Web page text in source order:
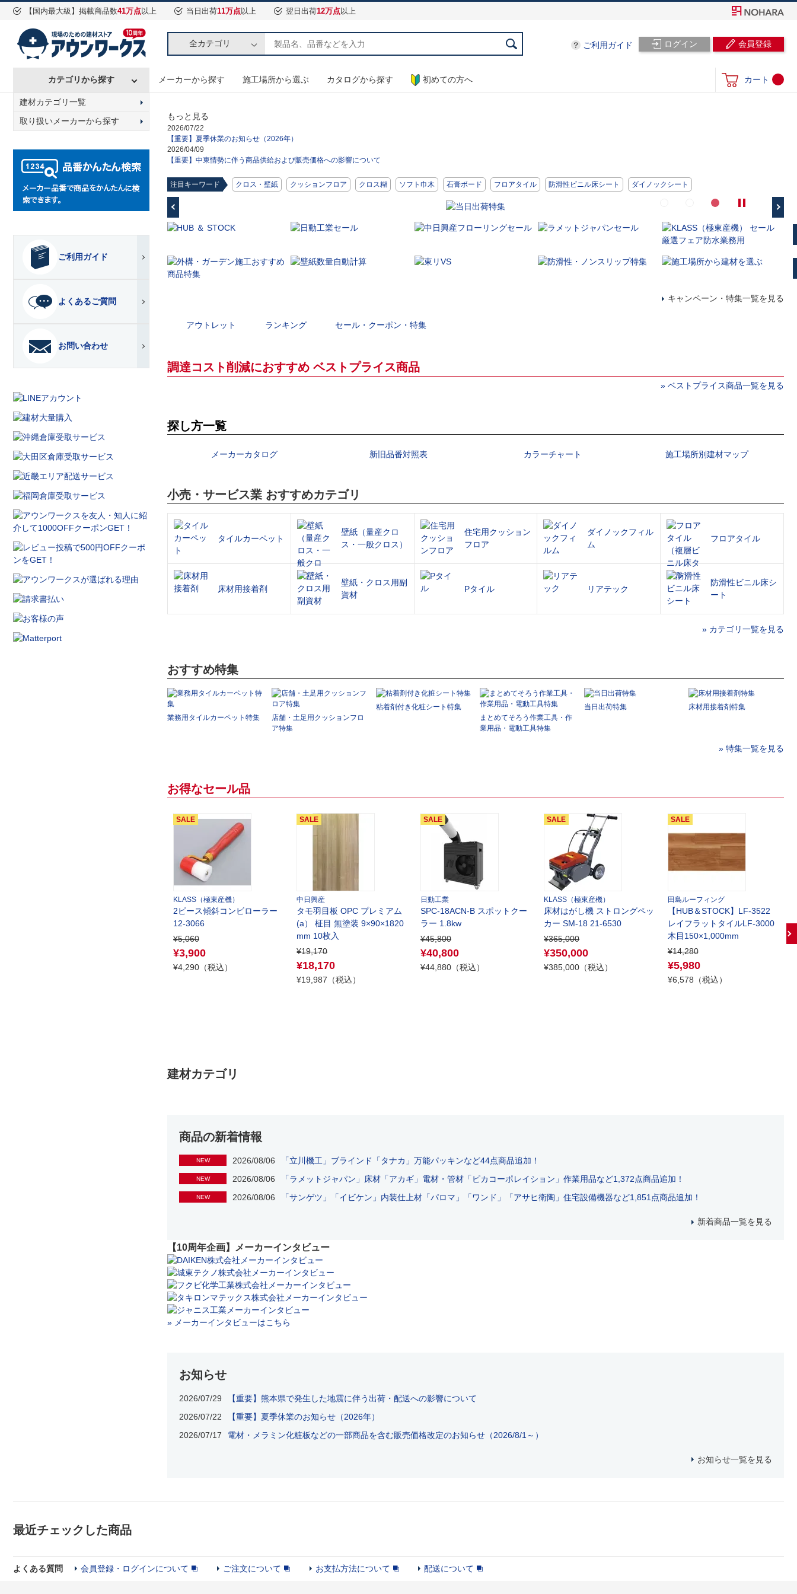
【国内最大級】掲載商品数41万点以上 当日出荷11万点以上 翌日出荷12万点以上
全カテゴリ ログイン 会員登録
ご利用ガイド
カテゴリから探す
建材カテゴリ一覧
取り扱いメーカーから探す
メーカーから探す 施工場所から選ぶ カタログから探す 初めての方へ カート
もっと見る
2026/07/22
【重要】夏季休業のお知らせ（2026年）
2026/04/09
【重要】中東情勢に伴う商品供給および販売価格への影響について
注目キーワード クロス・壁紙 クッションフロア クロス糊 ソフト巾木 石膏ボード フロアタイル 防滑性ビニル床シート ダイノックシート
キャンペーン・特集一覧を見る
アウトレット ランキング セール・クーポン・特集
調達コスト削減におすすめ ベストプライス商品
» ベストプライス商品一覧を見る
探し方一覧
メーカーカタログ 新旧品番対照表 カラーチャート 施工場所別建材マップ
小売・サービス業 おすすめカテゴリ
タイルカーペット
壁紙（量産クロ
ス・一般クロス）
住宅用クッション
フロア
ダイノックフィル
ム
フロアタイル
床材用接着剤
壁紙・クロス用副
資材
Pタイル リアテック
防滑性ビニル床シ
ート
» カテゴリ一覧を見る
おすすめ特集
業務用タイルカーペット特集
店舗・土足用クッションフロ
ア特集
粘着剤付き化粧シート特集
まとめてそろう作業工具・作
業用品・電動工具特集
当日出荷特集 床材用接着剤特集
» 特集一覧を見る
お得なセール品
KLASS（極東産機）
2ピース傾斜コンビローラー
12-3066
¥5,060
¥3,900
¥4,290（税込）
中日興産
タモ羽目板 OPC プレミアム
(a） 柾目 無塗装 9×90×1820
mm 10枚入
¥19,170
¥18,170
¥19,987（税込）
日動工業
SPC-18ACN-B スポットクー
ラー 1.8kw
¥45,800
¥40,800
¥44,880（税込）
KLASS（極東産機）
床材はがし機 ストロングペッ
カー SM-18 21-6530
¥365,000
¥350,000
¥385,000（税込）
田島ルーフィング
【HUB＆STOCK】LF-3522
レイフラットタイルLF-3000
木目150×1,000mm
¥14,280
¥5,980
¥6,578（税込）
建材カテゴリ
商品の新着情報
NEW 2026/08/06 「立川機工」ブラインド「タナカ」万能パッキンなど44点商品追加！
NEW 2026/08/06 「ラメットジャパン」床材「アカギ」電材・管材「ピカコーポレイション」作業用品など1,372点商品追加！
NEW 2026/08/06 「サンゲツ」「イビケン」内装仕上材「パロマ」「ワンド」「アサヒ衛陶」住宅設備機器など1,851点商品追加！
新着商品一覧を見る
【10周年企画】メーカーインタビュー
» メーカーインタビューはこちら
お知らせ
2026/07/29
【重要】熊本県で発生した地震に伴う出荷・配送への影響について
2026/07/22
【重要】夏季休業のお知らせ（2026年）
2026/07/17
電材・メラミン化粧板などの一部商品を含む販売価格改定のお知らせ（2026/8/1～）
お知らせ一覧を見る
ご利用ガイド
よくあるご質問
お問い合わせ
最近チェックした商品
よくある質問 会員登録・ログインについて ご注文について お支払方法について 配送について